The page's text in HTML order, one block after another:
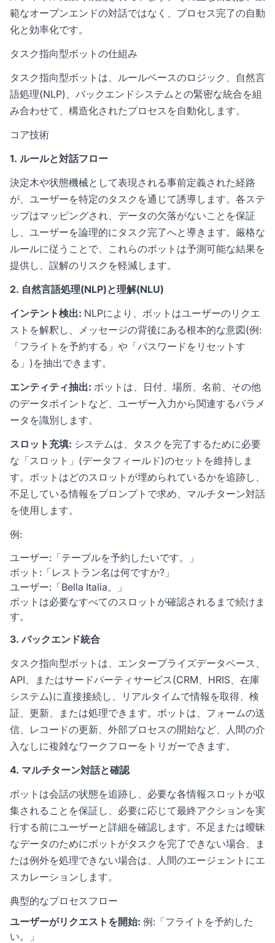
範なオープンエンドの対話ではなく、プロセス完了の自動
化と効率化です。
タスク指向型ボットの仕組み
タスク指向型ボットは、ルールベースのロジック、自然言
語処理(NLP)、バックエンドシステムとの緊密な統合を組
み合わせて、構造化されたプロセスを自動化します。
コア技術
1. ルールと対話フロー
決定木や状態機械として表現される事前定義された経路
が、ユーザーを特定のタスクを通じて誘導します。各ステ
ップはマッピングされ、データの欠落がないことを保証
し、ユーザーを論理的にタスク完了へと導きます。厳格な
ルールに従うことで、これらのボットは予測可能な結果を
提供し、誤解のリスクを軽減します。
2. 自然言語処理(NLP)と理解(NLU)
インテント検出: NLPにより、ボットはユーザーのリクエ
ストを解釈し、メッセージの背後にある根本的な意図(例:
「フライトを予約する」や「パスワードをリセットす
る」)を抽出できます。
エンティティ抽出: ボットは、日付、場所、名前、その他
のデータポイントなど、ユーザー入力から関連するパラメ
ータを識別します。
スロット充填: システムは、タスクを完了するために必要
な「スロット」(データフィールド)のセットを維持しま
す。ボットはどのスロットが埋められているかを追跡し、
不足している情報をプロンプトで求め、マルチターン対話
を使用します。
例:
ユーザー:「テーブルを予約したいです。」
ボット:「レストラン名は何ですか?」
ユーザー:「Bella Italia。」
ボットは必要なすべてのスロットが確認されるまで続けま
す。
3. バックエンド統合
タスク指向型ボットは、エンタープライズデータベース、
API、またはサードパーティサービス(CRM、HRIS、在庫
システム)に直接接続し、リアルタイムで情報を取得、検
証、更新、または処理できます。ボットは、フォームの送
信、レコードの更新、外部プロセスの開始など、人間の介
入なしに複雑なワークフローをトリガーできます。
4. マルチターン対話と確認
ボットは会話の状態を追跡し、必要な各情報スロットが収
集されることを保証し、必要に応じて最終アクションを実
行する前にユーザーと詳細を確認します。不足または曖昧
なデータのためにボットがタスクを完了できない場合、ま
たは例外を処理できない場合は、人間のエージェントにエ
スカレーションします。
典型的なプロセスフロー
ユーザーがリクエストを開始: 例:「フライトを予約した
い。」